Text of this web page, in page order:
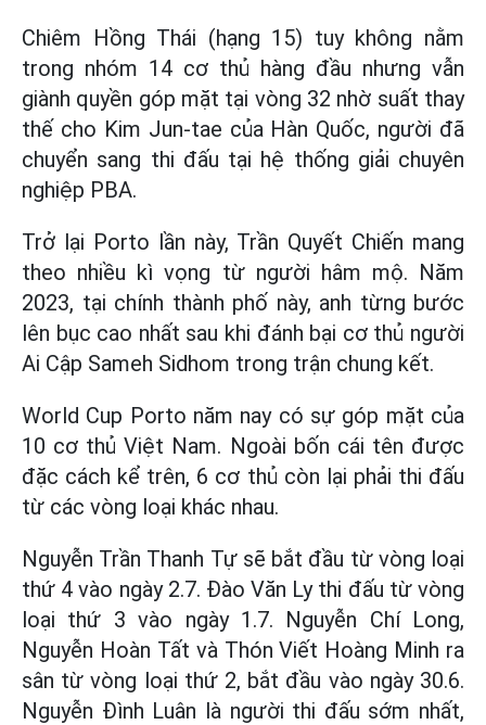
Chiêm Hồng Thái (hạng 15) tuy không nằm
trong nhóm 14 cơ thủ hàng đầu nhưng vẫn
giành quyền góp mặt tại vòng 32 nhờ suất thay
thế cho Kim Jun-tae của Hàn Quốc, người đã
chuyển sang thi đấu tại hệ thống giải chuyên
nghiệp PBA.
Trở lại Porto lần này, Trần Quyết Chiến mang
theo nhiều kì vọng từ người hâm mộ. Năm
2023, tại chính thành phố này, anh từng bước
lên bục cao nhất sau khi đánh bại cơ thủ người
Ai Cập Sameh Sidhom trong trận chung kết.
World Cup Porto năm nay có sự góp mặt của
10 cơ thủ Việt Nam. Ngoài bốn cái tên được
đặc cách kể trên, 6 cơ thủ còn lại phải thi đấu
từ các vòng loại khác nhau.
Nguyễn Trần Thanh Tự sẽ bắt đầu từ vòng loại
thứ 4 vào ngày 2.7. Đào Văn Ly thi đấu từ vòng
loại thứ 3 vào ngày 1.7. Nguyễn Chí Long,
Nguyễn Hoàn Tất và Thón Viết Hoàng Minh ra
sân từ vòng loại thứ 2, bắt đầu vào ngày 30.6.
Nguyễn Đình Luân là người thi đấu sớm nhất,